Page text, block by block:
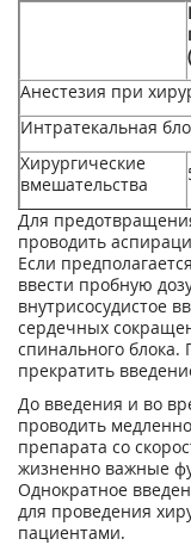
Анестезия при
Интратекальная
Хирургические
вмешательства
Для
проводить
Если
ввести пробную
внутрисосудистое
сердечных
спинального блока.
прекратить
До введения и во
проводить
препарата со
жизненно важные
Однократное
для проведения
пациентами.